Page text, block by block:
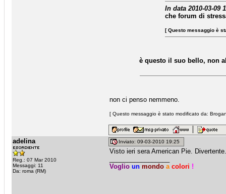
In data 2010-03-09
che forum di
[ Questo messaggio è
è questo il suo bello, non
non ci penso nemmeno.
[ Questo messaggio è stato modificato da:
adelina
Reg.: 07 Mar 2010
Messaggi: 11
Da: roma (RM)
Inviato: 09-03-2010 19:25
Visto ieri sera American Pie. Divertente.
Voglio un mondo a colori !